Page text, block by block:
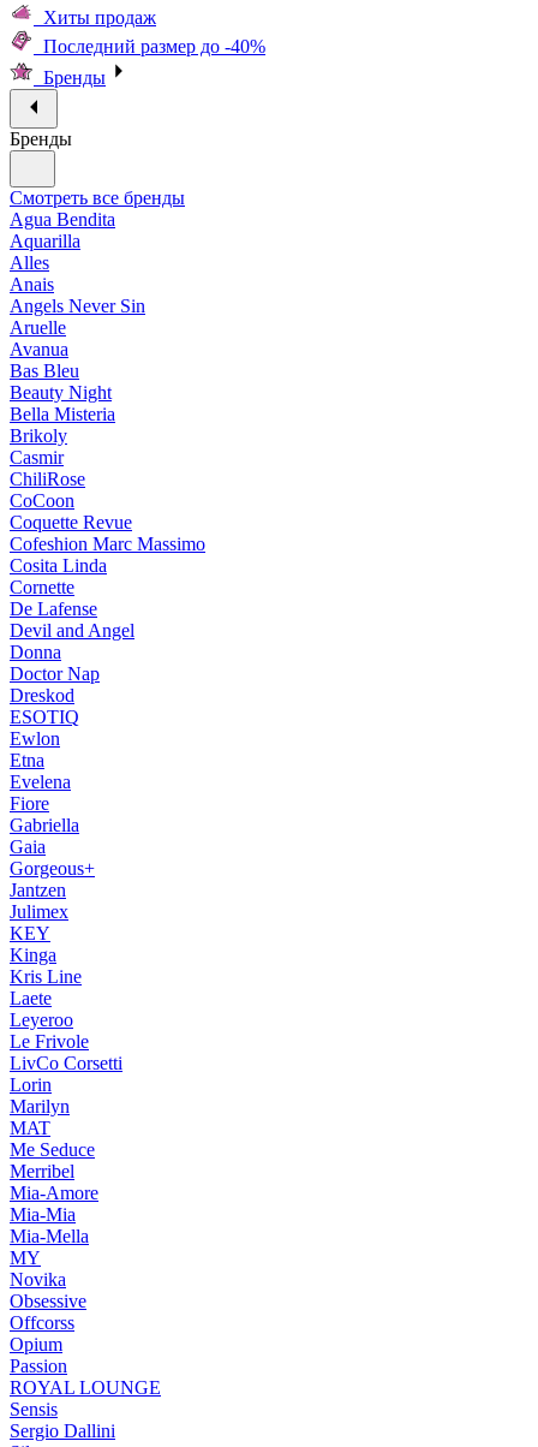
Хиты продаж
Последний размер до -40%
Бренды
Бренды
Смотреть все бренды
Agua Bendita
Aquarilla
Alles
Anais
Angels Never Sin
Aruelle
Avanua
Bas Bleu
Beauty Night
Bella Misteria
Brikoly
Casmir
ChiliRose
CoCoon
Coquette Revue
Cofeshion Marc Massimo
Cosita Linda
Cornette
De Lafense
Devil and Angel
Donna
Doctor Nap
Dreskod
ESOTIQ
Ewlon
Etna
Evelena
Fiore
Gabriella
Gaia
Gorgeous+
Jantzen
Julimex
KEY
Kinga
Kris Line
Laete
Leyeroo
Le Frivole
LivCo Corsetti
Lorin
Marilyn
MAT
Me Seduce
Merribel
Mia-Amore
Mia-Mia
Mia-Mella
MY
Novika
Obsessive
Offcorss
Opium
Passion
ROYAL LOUNGE
Sensis
Sergio Dallini